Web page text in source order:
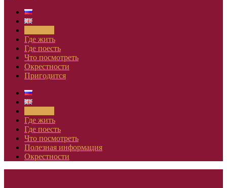
Где жить
Где поесть
Что посмотреть
Окрестности
Пригодится
Где жить
Где поесть
Что посмотреть
Полезная информация
Окрестности